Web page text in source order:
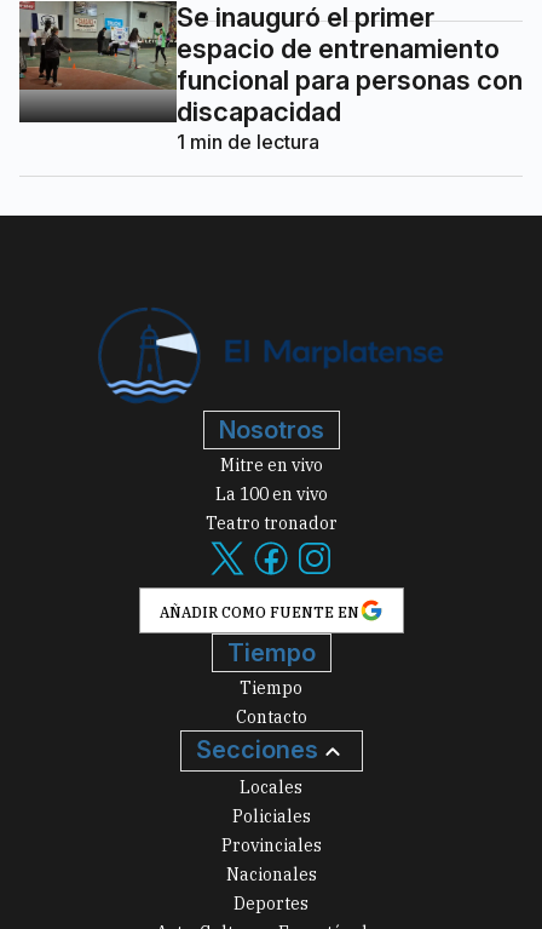
Se inauguró el primer
espacio de entrenamiento
funcional para personas con
discapacidad
1 min de lectura
Nosotros
Mitre en vivo
La 100 en vivo
Teatro tronador
AÑADIR COMO FUENTE EN
Tiempo
Tiempo
Contacto
Secciones
Locales
Policiales
Provinciales
Nacionales
Deportes